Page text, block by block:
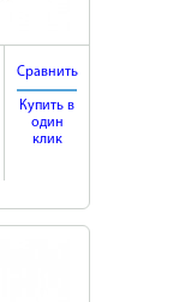
Сравнить
Купить в
один
клик